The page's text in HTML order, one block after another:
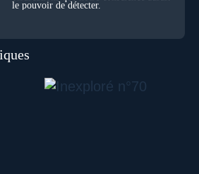
le pouvoir de détecter.